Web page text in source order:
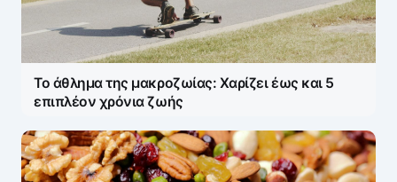
Το άθλημα της μακροζωίας: Χαρίζει έως και 5
επιπλέον χρόνια ζωής